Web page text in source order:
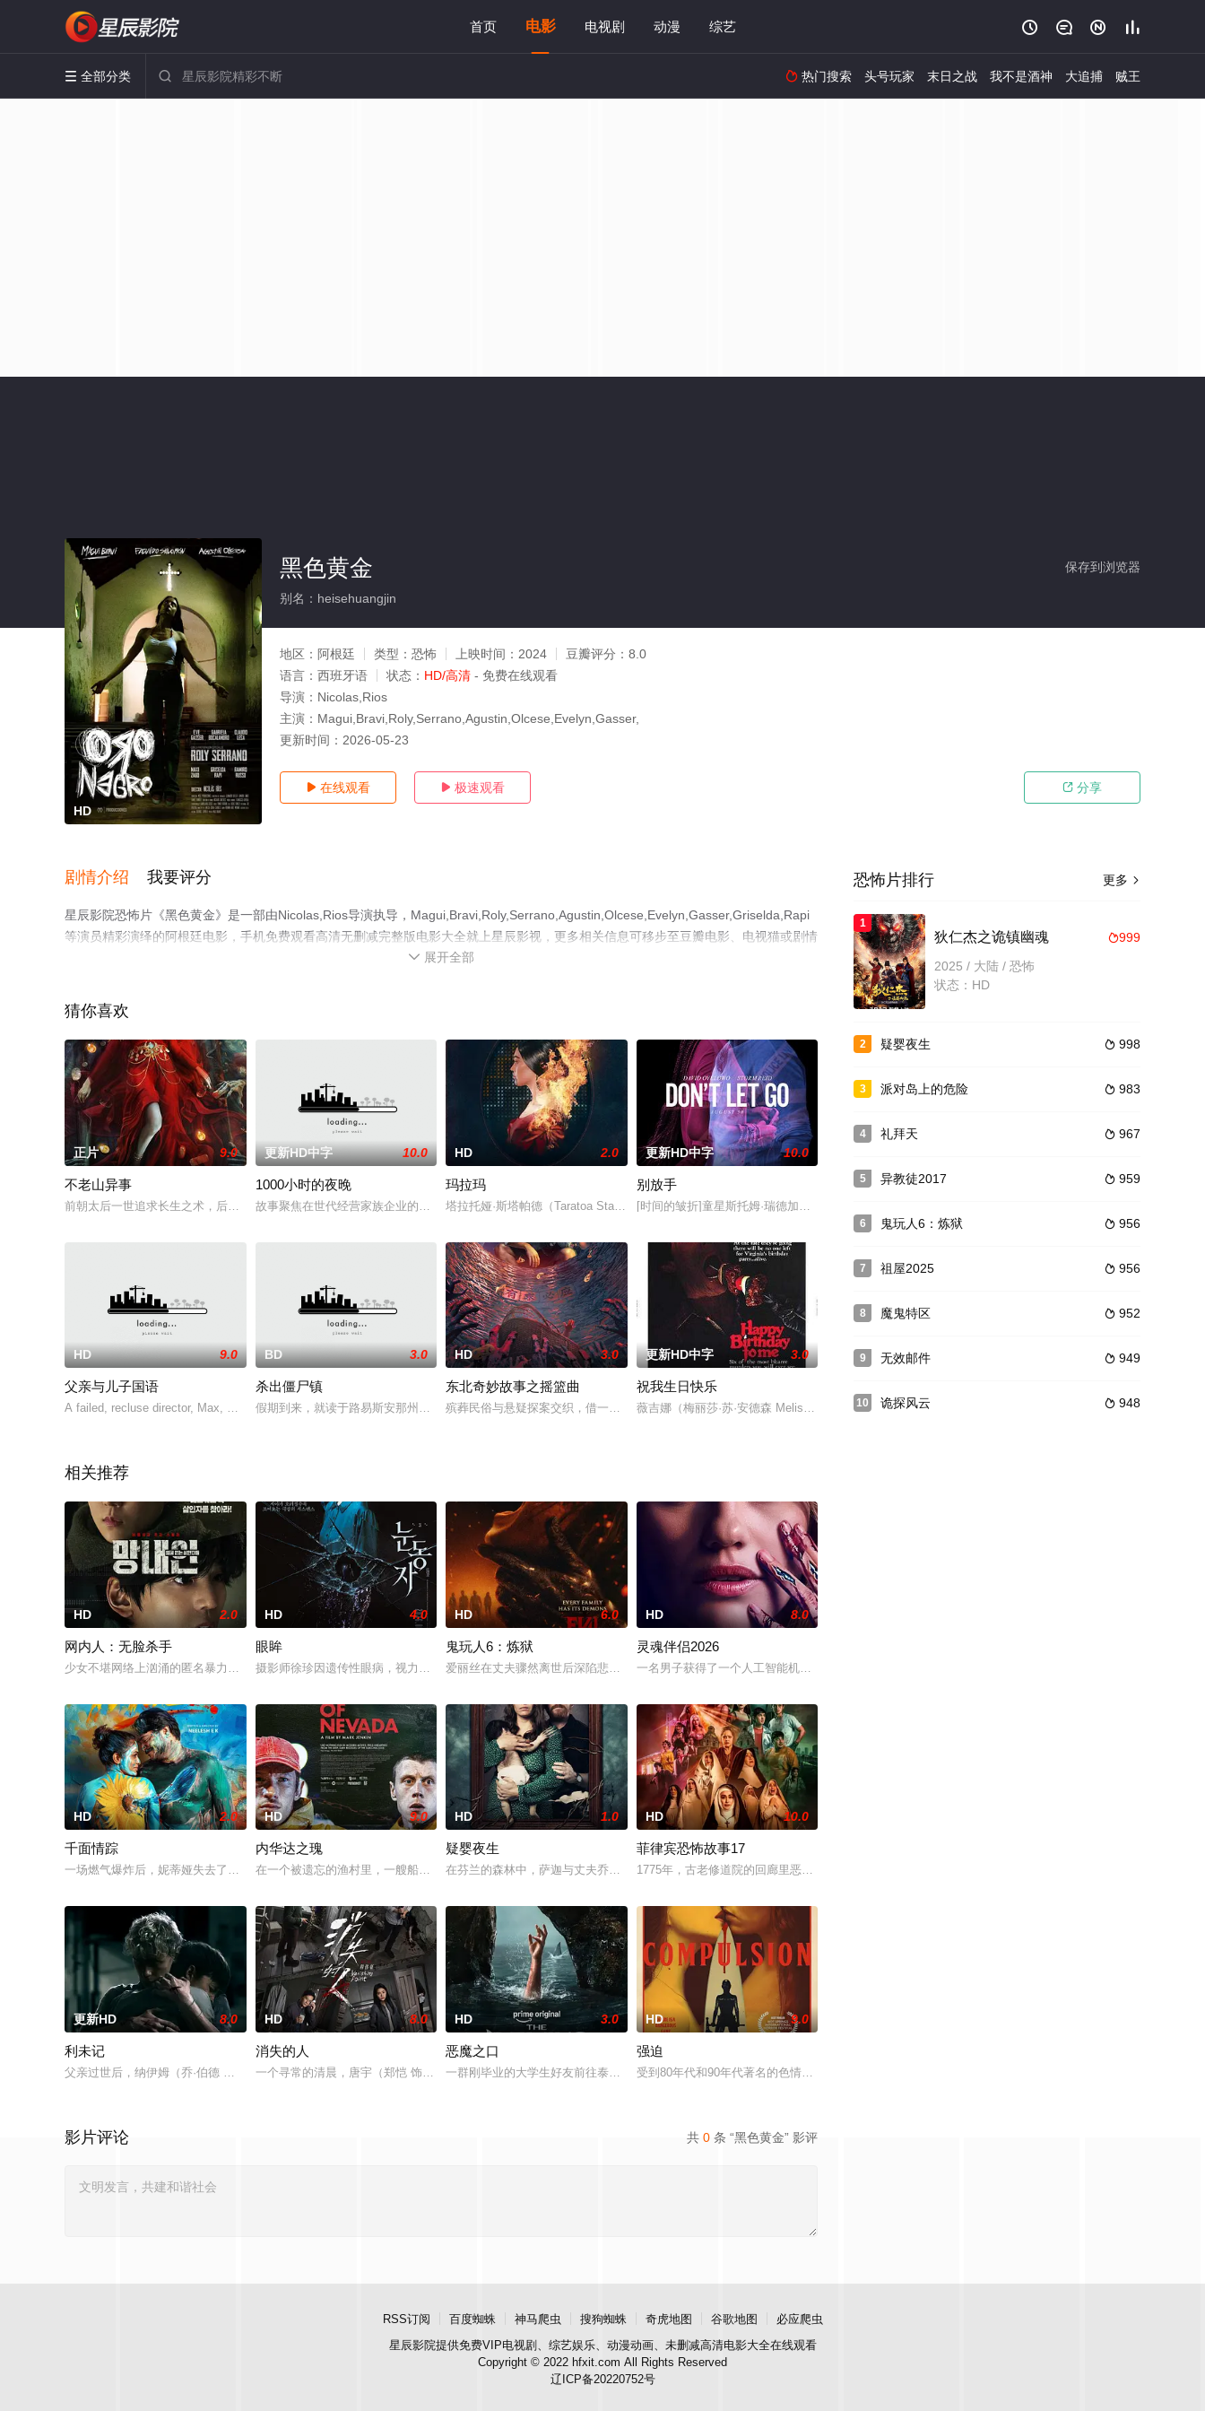
首页 电影 电视剧 动漫 综艺    
 全部分类   热门搜索 头号玩家 末日之战 我不是酒神 大追捕 贼王
HD
保存到浏览器
黑色黄金
别名：heisehuangjin
地区： 阿根廷 类型： 恐怖 上映时间： 2024 豆瓣评分： 8.0
语言： 西班牙语 状态： HD/高清 - 免费在线观看
导演： Nicolas,Rios
主演： Magui,Bravi,Roly,Serrano,Agustin,Olcese,Evelyn,Gasser,
更新时间： 2026-05-23
 在线观看  极速观看  分享
剧情介绍 我要评分
星辰影院恐怖片《黑色黄金》是一部由Nicolas,Rios导演执导，Magui,Bravi,Roly,Serrano,Agustin,Olcese,Evelyn,Gasser,Griselda,Rapi
等演员精彩演绎的阿根廷电影，手机免费观看高清无删减完整版电影大全就上星辰影视，更多相关信息可移步至豆瓣电影、电视猫或剧情
 展开全部
猜你喜欢
正片 9.0
不老山异事
前朝太后一世追求长生之术，后留《十二长生赋》传说于世引各方争抢。民国年间，黄庙村中李老爷一生行善却暴毙家中，头七
更新HD中字 10.0
1000小时的夜晚
故事聚焦在世代经营家族企业的乌利希大家族，原本打算卖掉持股的老太太在签字时突然暴毙。当大家手忙脚乱，为合约是否有
HD 2.0
玛拉玛
塔拉托娅·斯塔帕德（Taratoa Stappard）沉思的处女作将我们带入1859年北约克郡的阴沉荒野，大英帝
更新HD中字 10.0
别放手
[时间的皱折]童星斯托姆·瑞德加盟惊悚片[只有你](Only You，暂译)，与大卫·奥伊罗上演对手戏。雅各布·
HD 9.0
父亲与儿子国语
A failed, recluse director, Max, moves from New York Cit
BD 3.0
杀出僵尸镇
假期到来，就读于路易斯安那州立大学的戴维（理查德·考恩克RichardKohnke饰）、泰勒（凯拉·埃维尔Kay
HD 3.0
东北奇妙故事之摇篮曲
殡葬民俗与悬疑探案交织，借一座老宅、一口古井，揭开三代人缠绕的执念与秘密。影片以阿尔茨海默病家庭为切口，用科学精
更新HD中字 3.0
祝我生日快乐
薇吉娜（梅丽莎·苏·安德森 Melissa Sue Anderson 饰）就读于一所贵族学校之中，加入了学校里的
相关推荐
HD 2.0
网内人：无脸杀手
少女不堪网络上汹涌的匿名暴力，选择结束年轻的生命。悲愤的家属委托私家侦探追查真相，誓要找出躲在屏幕背后的始作俑者
HD 4.0
眼眸
摄影师徐珍因遗传性眼病，视力正在一天天衰退。双胞胎妹妹徐仁的离奇死亡，被警方定性为自杀，但她笃定其中另有隐情。不
HD 6.0
鬼玩人6：炼狱
爱丽丝在丈夫骤然离世后深陷悲痛，受邀前往公婆的乡间庄园暂住，试图和丈夫的家人互相慰藉，一同走出丧亲的阴霾。可入住
HD 8.0
灵魂伴侣2026
一名男子获得了一个人工智能机器人，以应对刚刚去世的妻子的去世。 为了创造一个真正有知觉的伴侣，他无
HD 2.0
千面情踪
一场燃气爆炸后，妮蒂娅失去了部分记忆，男友迈克尔也随之失踪。更诡异的是，从医院醒来的她发现，身边每一个男人竟都长
HD 9.0
内华达之瑰
在一个被遗忘的渔村里，一艘船神秘地出现在旧港口。“内华达之瑰”号三十年前曾全员遇难，如今再次归来。对于为数不多还
HD 1.0
疑婴夜生
在芬兰的森林中，萨迦与丈夫乔恩迎来了为人父母的新篇章。然而萨迦的喜悦被一股令人发寒的疑惧笼罩——她对新生儿产生了
HD 10.0
菲律宾恐怖故事17
1775年，古老修道院的回廊里恶灵潜藏，血腥诅咒悄然蔓延，修女们接连坠入死亡深渊；2025年万圣节狂欢夜
更新HD 8.0
利未记
父亲过世后，纳伊姆（乔·伯德 饰）与母亲（米娅·华希科沃斯卡 饰）搬到一座保守的宗教小镇，试图展开全新生活。在这
HD 8.0
消失的人
一个寻常的清晨，唐宇（郑恺 饰）的儿子在楼梯间凭空消失；隔壁单元里，独居女孩林雨彤（刘浩存 饰）在熟睡中被人侵犯
HD 3.0
恶魔之口
一群刚毕业的大学生好友前往泰国海岸，开启步入社会前的最后一场冒险，慕名报名了名为 “恶魔之口” 的偏远洞穴潜水游
HD 9.0
强迫
受到80年代和90年代著名的色情惊悚片《致命吸引力》、《本能》和《单身白人女性》的启发，《强迫》以两
共 0 条 “黑色黄金” 影评
影片评论
更多 
恐怖片排行
1
999
狄仁杰之诡镇幽魂
2025 / 大陆 / 恐怖
状态：HD
2  998
疑婴夜生
3  983
派对岛上的危险
4  967
礼拜天
5  959
异教徒2017
6  956
鬼玩人6：炼狱
7  956
祖屋2025
8  952
魔鬼特区
9  949
无效邮件
10  948
诡探风云
RSS订阅 百度蜘蛛 神马爬虫 搜狗蜘蛛 奇虎地图 谷歌地图
必应爬虫
星辰影院提供免费VIP电视剧、综艺娱乐、动漫动画、未删减高清电影大全在线观看
Copyright © 2022 hfxit.com All Rights Reserved
辽ICP备20220752号